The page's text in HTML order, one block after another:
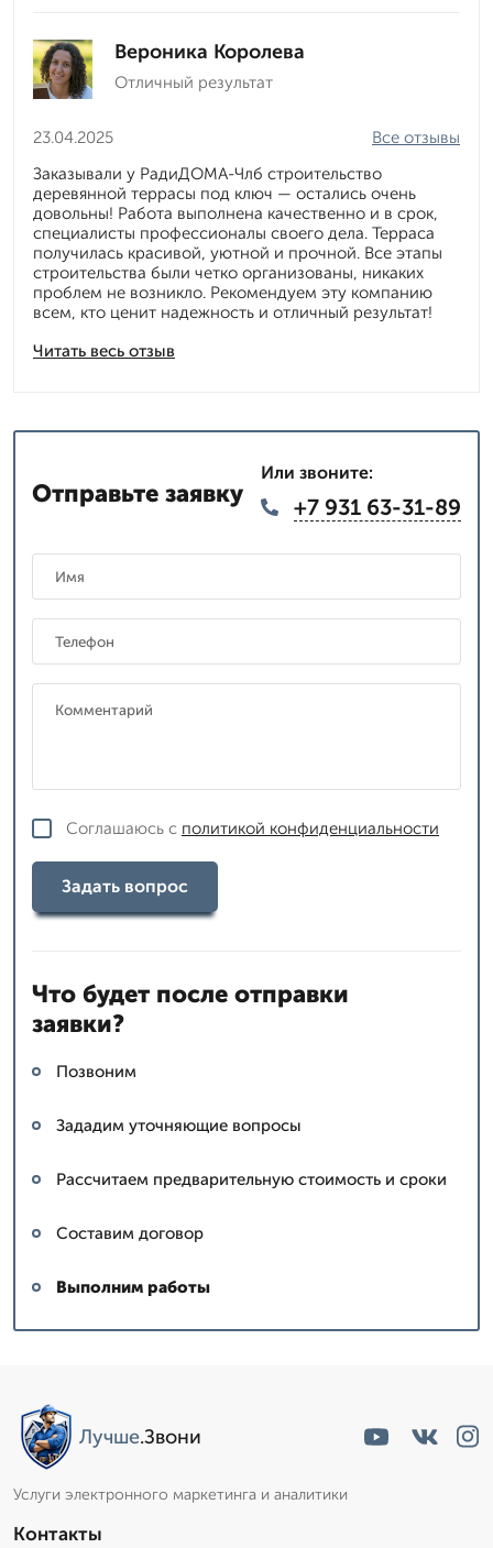
Вероника Королева
Отличный результат
23.04.2025
Читать весь отзыв
Все отзывы
Заказывали у РадиДОМА-Члб строительство
деревянной террасы под ключ — остались очень
довольны! Работа выполнена качественно и в срок,
специалисты профессионалы своего дела. Терраса
получилась красивой, уютной и прочной. Все этапы
строительства были четко организованы, никаких
проблем не возникло. Рекомендуем эту компанию
всем, кто ценит надежность и отличный результат!
Отправьте заявку
Или звоните:
+7 931 63-31-89
Соглашаюсь с политикой конфиденциальности
Задать вопрос
Что будет после отправки
заявки?
Позвоним
Зададим уточняющие вопросы
Рассчитаем предварительную стоимость и сроки
Составим договор
Выполним работы
Лучше.Звони
Услуги электронного маркетинга и аналитики
Контакты